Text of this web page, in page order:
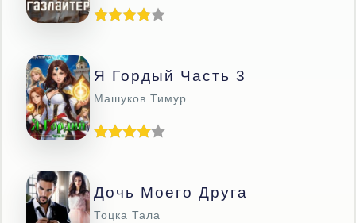
Я Гордый Часть 3
Машуков Тимур
Дочь Моего Друга
Тоцка Тала